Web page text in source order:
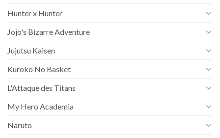
Hunter x Hunter
Jojo's Bizarre Adventure
Jujutsu Kaisen
Kuroko No Basket
L'Attaque des Titans
My Hero Academia
Naruto